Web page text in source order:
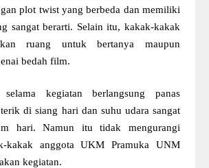
plot twist yang berbeda dan memiliki
sangat berarti. Selain itu, kakak-kakak
ruang untuk bertanya maupun
bedah film.
kegiatan berlangsung panas
di siang hari dan suhu udara sangat
hari. Namun itu tidak mengurangi
kakak anggota UKM Pramuka UNM
kegiatan.